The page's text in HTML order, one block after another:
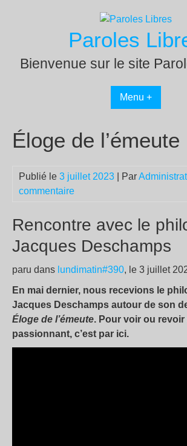
Paroles
Bienvenue sur le site
Menu +
Éloge de l’émeute
Publié le 3 juillet 2023 | Par
commentaire
Rencontre avec le
Jacques Deschamps
paru dans lundimatin#390, le 3 juillet
En mai dernier, nous recevions le
Jacques Deschamps autour de son
Éloge de l’émeute. Pour voir ou revoir
passionnant, c’est par ici.